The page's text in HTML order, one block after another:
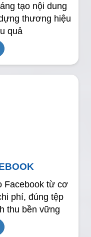
tạo nội dung
thương hiệu
quả
Facebook từ cơ
phí, đúng tệp
thu bền vững